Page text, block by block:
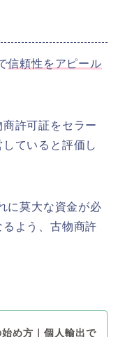
信頼性をアピール
許可証をセラー
ていると評価し
に莫大な資金が必
よう、古物商許
め方｜個人輸出で